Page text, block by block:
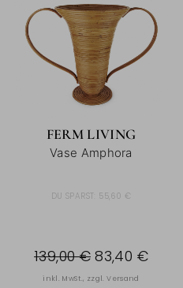
FERM LIVING
Vase Amphora
DU SPARST: 55,60 €
139,00 € 83,40 €
inkl. MwSt., zzgl.Versand